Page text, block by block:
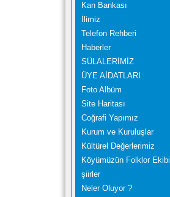
Kan Bankası
İlimiz
Telefon Rehberi
Haberler
SÜLALERİMİZ
ÜYE AİDATLARI
Foto Albüm
Site Haritası
Coğrafi Yapımız
Kurum ve Kuruluşlar
Kültürel Değerlerimiz
Köyümüzün Folklor Ekibi
şiirler
Neler Oluyor ?